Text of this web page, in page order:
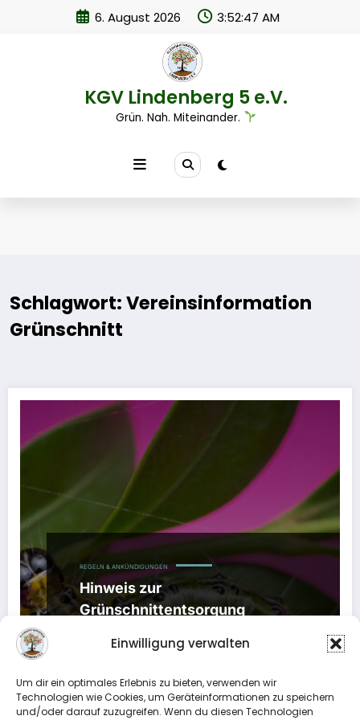
Einwilligung verwalten
Um dir ein optimales Erlebnis zu bieten, verwenden wir
Technologien wie Cookies, um Geräteinformationen zu speichern
und/oder darauf zuzugreifen. Wenn du diesen Technologien
6. August 2026 3:52:47 AM
KGV Lindenberg 5 e.V.
Grün. Nah. Miteinander.
Schlagwort: Vereinsinformation
Grünschnitt
REGELN & ANKÜNDIGUNGEN
Hinweis zur
Grünschnittentsorgung
18. September 2021
beachten Sie folgenden Hinweis zur Entsorgung
von Grünschnitt über unsere…